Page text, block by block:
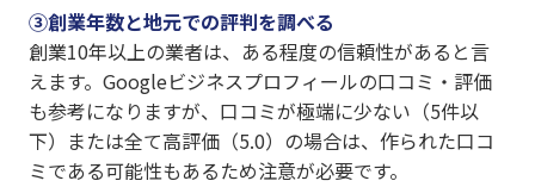
③創業年数と地元での評判を調べる
創業10年以上の業者は、ある程度の信頼性があると言
えます。Googleビジネスプロフィールの口コミ・評価
も参考になりますが、口コミが極端に少ない（5件以
下）または全て高評価（5.0）の場合は、作られた口コ
ミである可能性もあるため注意が必要です。